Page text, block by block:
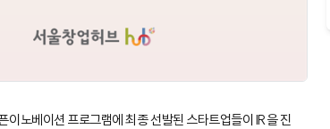
노베이션 프로그램에 최종 선발된 스타트업들이 IR을 진